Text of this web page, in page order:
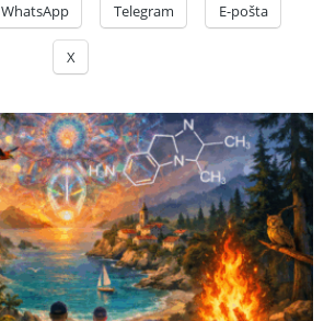
WhatsApp Telegram E-pošta
X